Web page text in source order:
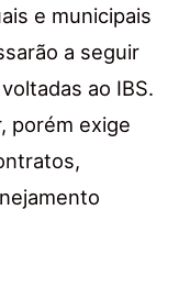
e municipais
a seguir
ao IBS.
porém exige